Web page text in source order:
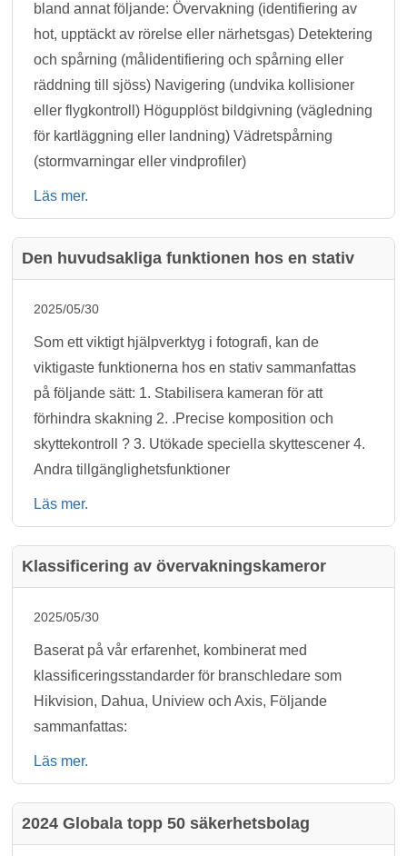
bland annat följande: Övervakning (identifiering av
hot, upptäckt av rörelse eller närhetsgas) Detektering
och spårning (målidentifiering och spårning eller
räddning till sjöss) Navigering (undvika kollisioner
eller flygkontroll) Högupplöst bildgivning (vägledning
för kartläggning eller landning) Vädretspårning
(stormvarningar eller vindprofiler)
Läs mer.
Den huvudsakliga funktionen hos en stativ
2025/05/30
Som ett viktigt hjälpverktyg i fotografi, kan de
viktigaste funktionerna hos en stativ sammanfattas
på följande sätt: 1. Stabilisera kameran för att
förhindra skakning 2. .Precise komposition och
skyttekontroll ? 3. Utökade speciella skyttescener 4.
Andra tillgänglighetsfunktioner
Läs mer.
Klassificering av övervakningskameror
2025/05/30
Baserat på vår erfarenhet, kombinerat med
klassificeringsstandarder för branschledare som
Hikvision, Dahua, Uniview och Axis, Följande
sammanfattas:
Läs mer.
2024 Globala topp 50 säkerhetsbolag